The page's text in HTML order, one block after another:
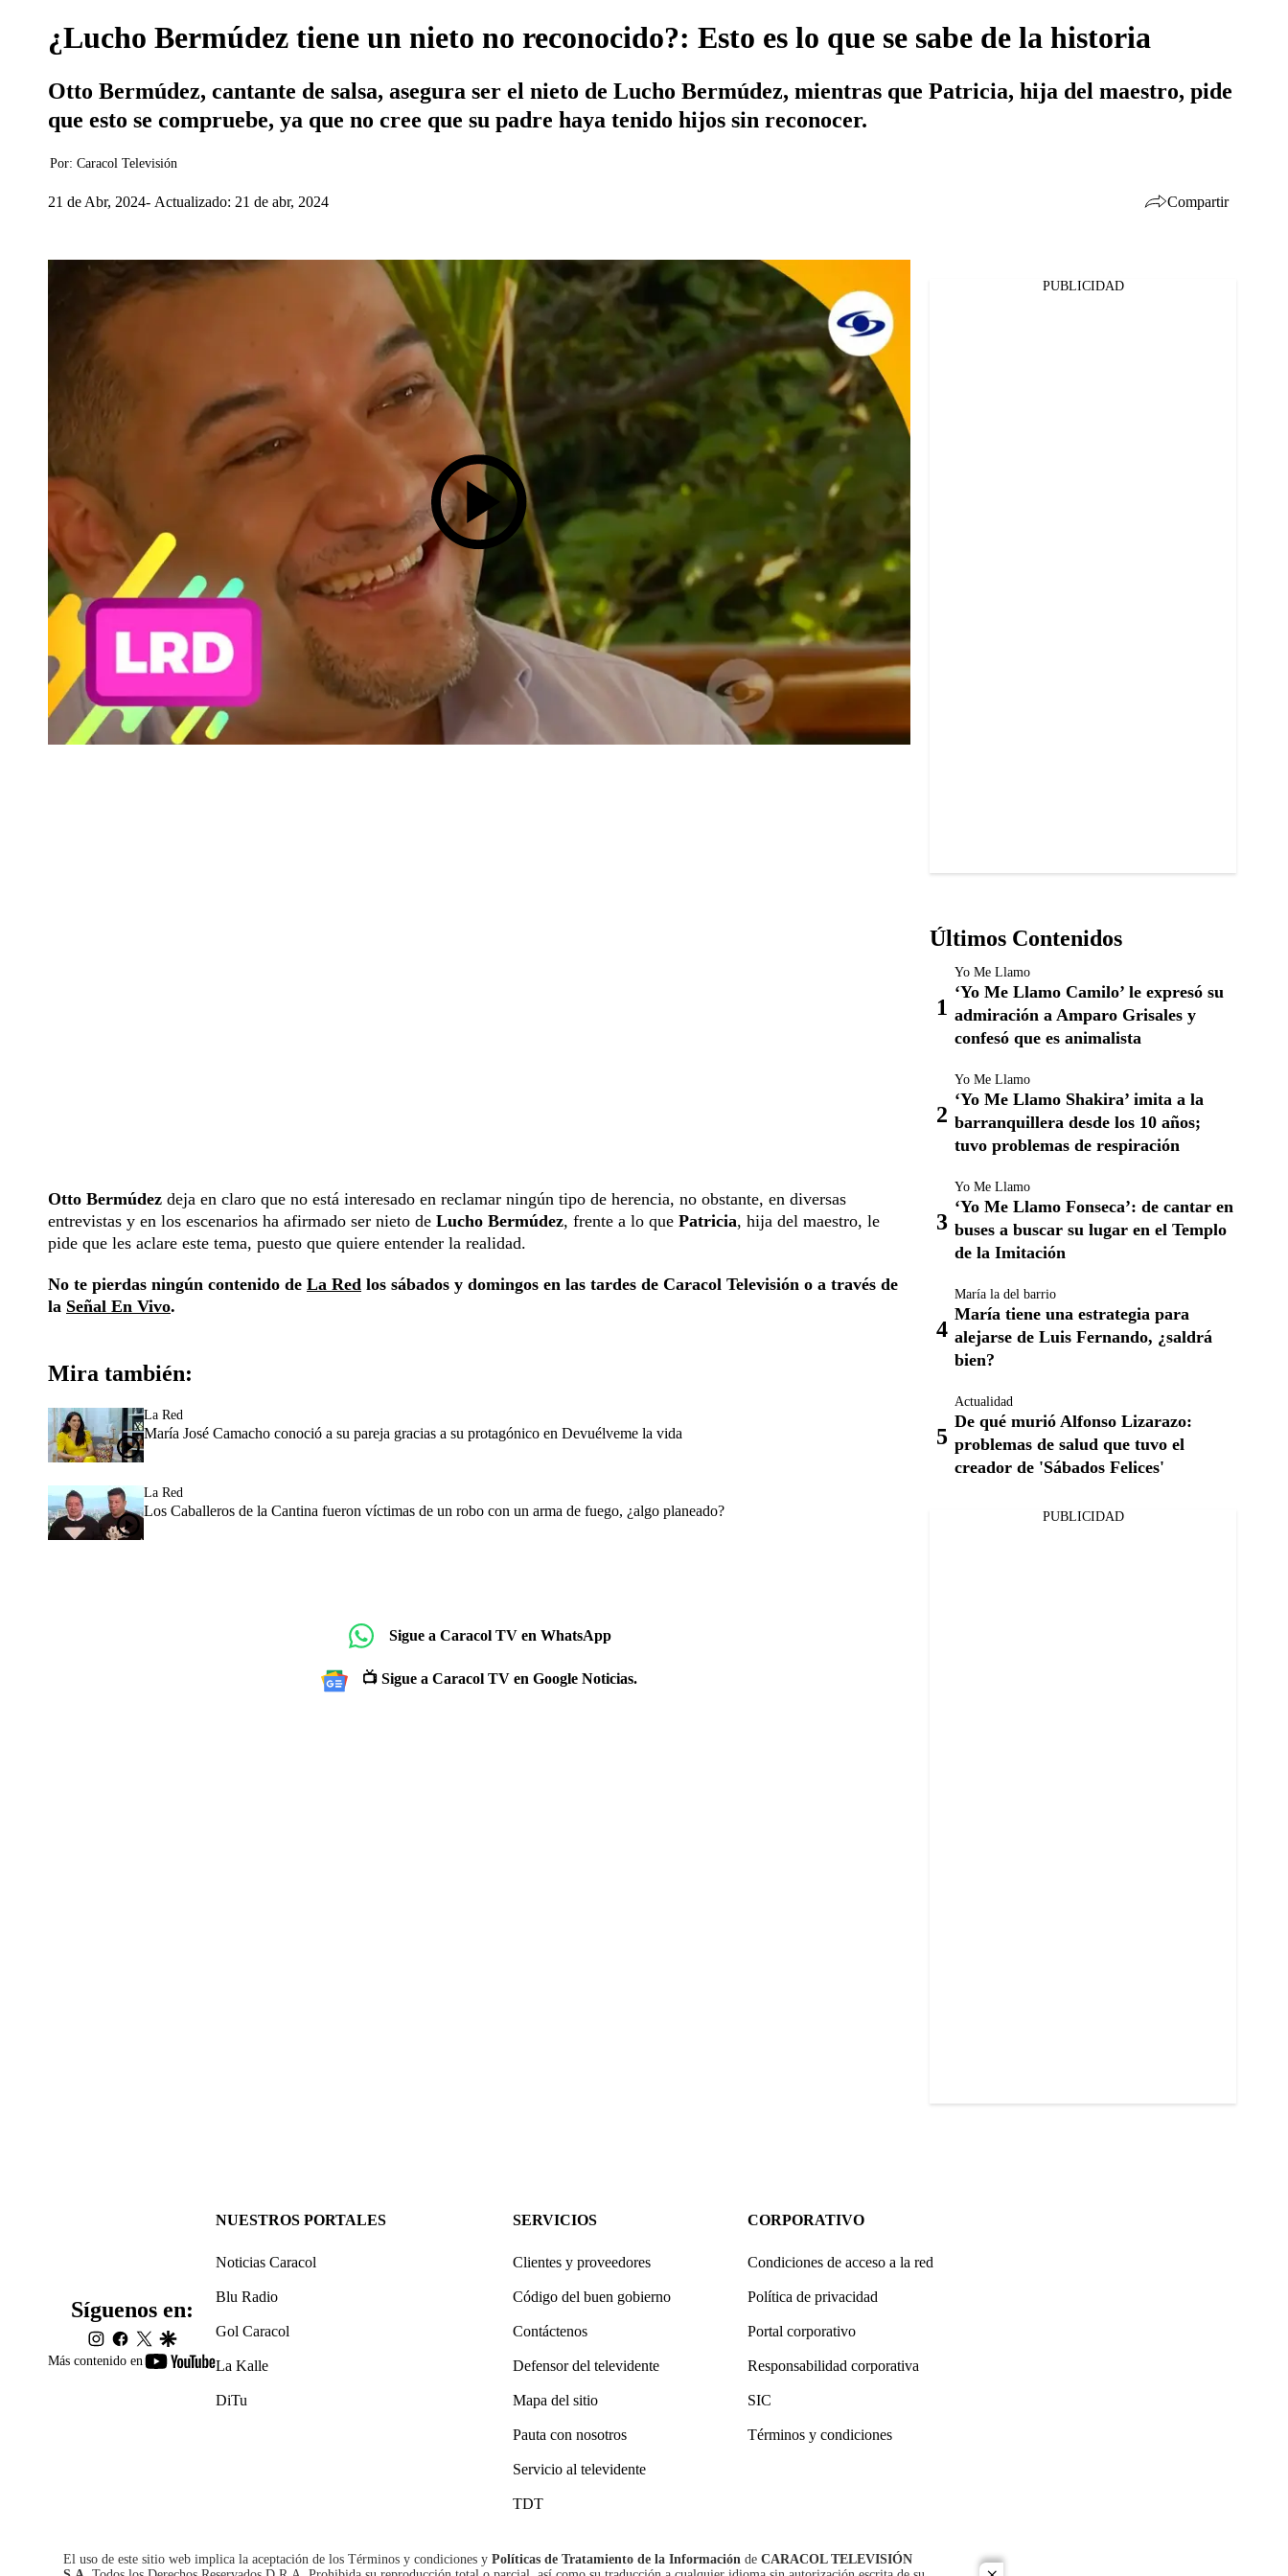
¿Lucho Bermúdez tiene un nieto no reconocido?: Esto es lo que se sabe de la historia
Otto Bermúdez, cantante de salsa, asegura ser el nieto de Lucho Bermúdez, mientras que Patricia, hija del maestro, pide
que esto se compruebe, ya que no cree que su padre haya tenido hijos sin reconocer.
Por: Caracol Televisión
21 de Abr, 2024 Actualizado: 21 de abr, 2024 Compartir
Otto Bermúdez deja en claro que no está interesado en reclamar ningún tipo de herencia, no obstante, en diversas
entrevistas y en los escenarios ha afirmado ser nieto de Lucho Bermúdez, frente a lo que Patricia, hija del maestro, le
pide que les aclare este tema, puesto que quiere entender la realidad.
No te pierdas ningún contenido de La Red los sábados y domingos en las tardes de Caracol Televisión o a través de
la Señal En Vivo.
Mira también:
La Red
María José Camacho conoció a su pareja gracias a su protagónico en Devuélveme la vida
La Red
Los Caballeros de la Cantina fueron víctimas de un robo con un arma de fuego, ¿algo planeado?
Sigue a Caracol TV en WhatsApp
📺 Sigue a Caracol TV en Google Noticias.
PUBLICIDAD
Últimos Contenidos
Yo Me Llamo
‘Yo Me Llamo Camilo’ le expresó su
admiración a Amparo Grisales y
confesó que es animalista
Yo Me Llamo
‘Yo Me Llamo Shakira’ imita a la
barranquillera desde los 10 años;
tuvo problemas de respiración
Yo Me Llamo
‘Yo Me Llamo Fonseca’: de cantar en
buses a buscar su lugar en el Templo
de la Imitación
María la del barrio
María tiene una estrategia para
alejarse de Luis Fernando, ¿saldrá
bien?
Actualidad
De qué murió Alfonso Lizarazo:
problemas de salud que tuvo el
creador de 'Sábados Felices'
PUBLICIDAD
Más contenido en
youtube-
Síguenos en:
instagram
facebook
twittergoogle
NUESTROS PORTALES
Noticias Caracol
Blu Radio
Gol Caracol
La Kalle
DiTu
SERVICIOS
Clientes y proveedores
Código del buen gobierno
Contáctenos
Defensor del televidente
Mapa del sitio
Pauta con nosotros
Servicio al televidente
TDT
CORPORATIVO
Condiciones de acceso a la red
Política de privacidad
Portal corporativo
Responsabilidad corporativa
SIC
Términos y condiciones
El uso de este sitio web implica la aceptación de los Términos y condiciones y Políticas de Tratamiento de la Información de CARACOL TELEVISIÓN